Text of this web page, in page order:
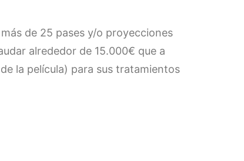
de 25 pases y/o proyecciones
alrededor de 15.000€ que a
la película) para sus tratamientos